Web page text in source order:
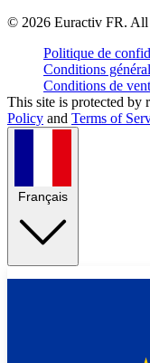
© 2026 Euractiv FR. All
Politique de
Conditions
Conditions de
This site is protected
Policy and Terms of
Français